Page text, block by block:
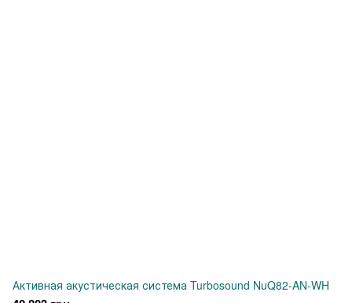
Активная акустическая система Turbosound NuQ82-AN-WH